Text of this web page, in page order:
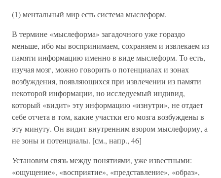
(1) ментальный мир есть система мыслеформ.
В термине «мыслеформа» загадочного уже гораздо
меньше, ибо мы воспринимаем, сохраняем и извлекаем из
памяти информацию именно в виде мыслеформ. То есть,
изучая мозг, можно говорить о потенциалах и зонах
возбуждения, появляющихся при извлечении из памяти
некоторой информации, но исследуемый индивид,
который «видит» эту информацию «изнутри», не отдает
себе отчета в том, какие участки его мозга возбуждены в
эту минуту. Он видит внутренним взором мыслеформу, а
не зоны и потенциалы. [см., напр., 46]
Установим связь между понятиями, уже известными:
«ощущение», «восприятие», «представление», «образ»,